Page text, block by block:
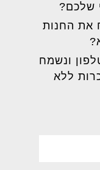
שלכם?
את החנות
ונשמח
ללא